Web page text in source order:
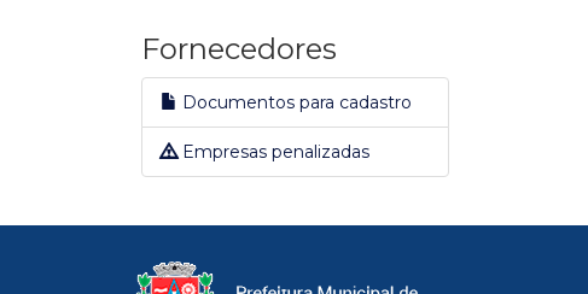
Fornecedores
Documentos para cadastro
Empresas penalizadas